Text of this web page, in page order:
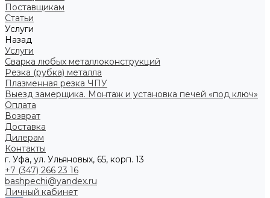
Поставщикам
Статьи
Услуги
Назад
Услуги
Сварка любых металлоконструкций
Резка (рубка) металла
Плазменная резка ЧПУ
Выезд замерщика. Монтаж и установка печей «под ключ»
Оплата
Возврат
Доставка
Дилерам
Контакты
г. Уфа, ул. Ульяновых, 65, корп. 13
+7 (347) 266 23 16
bashpechi@yandex.ru
Личный кабинет